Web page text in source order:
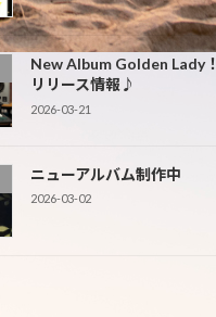
New Album Golden Lady！
リリース情報♪
2026-03-21
ニューアルバム制作中
2026-03-02